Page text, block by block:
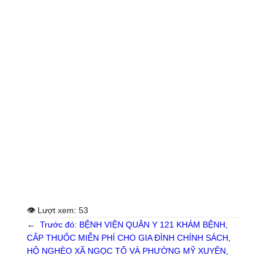
👁 Lượt xem: 53
←
Trước đó: BỆNH VIỆN QUÂN Y 121 KHÁM BỆNH,
CẤP THUỐC MIỄN PHÍ CHO GIA ĐÌNH CHÍNH SÁCH,
HỘ NGHÈO XÃ NGỌC TỐ VÀ PHƯỜNG MỸ XUYÊN,